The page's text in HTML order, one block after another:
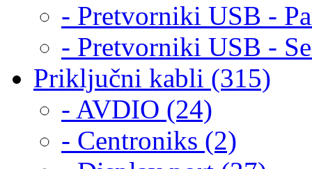
- Pretvorniki USB -
- Pretvorniki USB -
Priključni kabli (315)
- AVDIO (24)
- Centroniks (2)